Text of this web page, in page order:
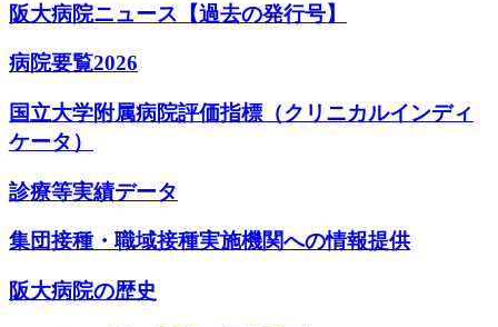
阪大病院ニュース【過去の発行号】
病院要覧2026
国立大学附属病院評価指標（クリニカルインディ
ケータ）
診療等実績データ
集団接種・職域接種実施機関への情報提供
阪大病院の歴史